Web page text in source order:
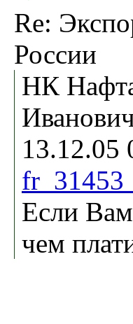
Re:
России
НК
Если
чем